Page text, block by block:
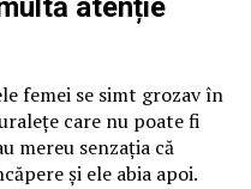
atenție
femei se simt grozav în
care nu poate fi
mereu senzația că
și ele abia apoi.